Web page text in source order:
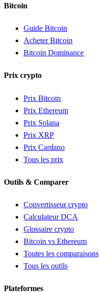
Bitcoin
Guide Bitcoin
Acheter Bitcoin
Bitcoin Dominance
Prix crypto
Prix Bitcoin
Prix Ethereum
Prix Solana
Prix XRP
Prix Cardano
Tous les prix
Outils & Comparer
Convertisseur crypto
Calculateur DCA
Glossaire crypto
Bitcoin vs Ethereum
Toutes les comparaisons
Tous les outils
Plateformes